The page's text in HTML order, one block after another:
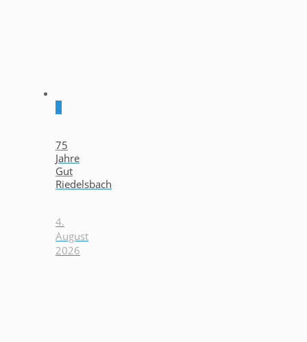
75
Jahre
Gut
Riedelsbach
4.
August
2026